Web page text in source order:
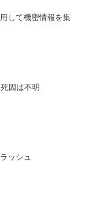
して機密情報を集
因は不明
ッシュ